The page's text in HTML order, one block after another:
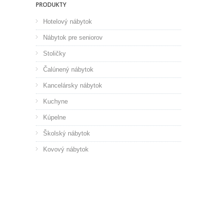
PRODUKTY
Hotelový nábytok
Nábytok pre seniorov
Stoličky
Čalúnený nábytok
Kancelársky nábytok
Kuchyne
Kúpelne
Školský nábytok
Kovový nábytok